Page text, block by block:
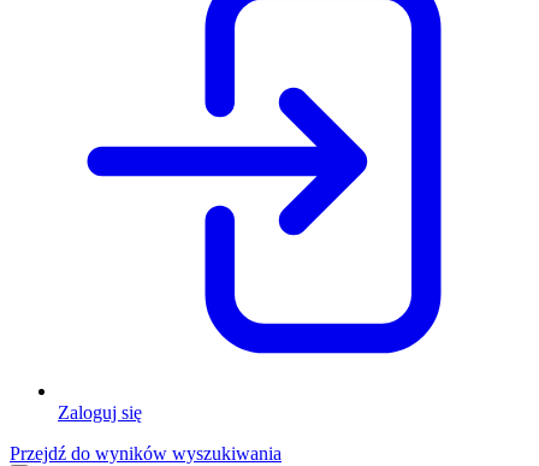
Zaloguj się
Przejdź do wyników wyszukiwania